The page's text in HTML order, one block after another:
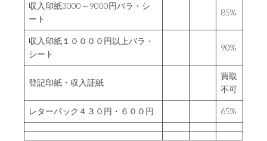
収入印紙3000～9000円バラ・シ
ート
85%
収入印紙１００００円以上バラ・
シート
90%
登記印紙・収入証紙
買取
不可
レターパック４３０円・６００円 65%